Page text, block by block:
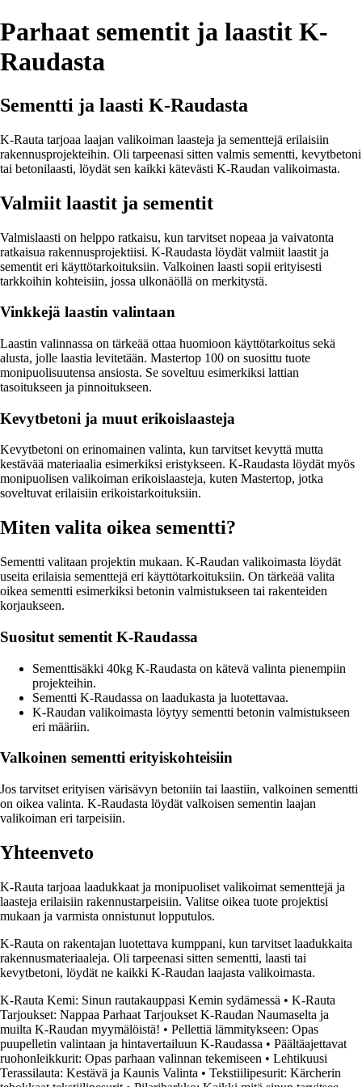
Parhaat sementit ja laastit K-
Raudasta
Sementti ja laasti K-Raudasta
K-Rauta tarjoaa laajan valikoiman laasteja ja sementtejä erilaisiin
rakennusprojekteihin. Oli tarpeenasi sitten valmis sementti, kevytbetoni
tai betonilaasti, löydät sen kaikki kätevästi K-Raudan valikoimasta.
Valmiit laastit ja sementit
Valmislaasti on helppo ratkaisu, kun tarvitset nopeaa ja vaivatonta
ratkaisua rakennusprojektiisi. K-Raudasta löydät valmiit laastit ja
sementit eri käyttötarkoituksiin. Valkoinen laasti sopii erityisesti
tarkkoihin kohteisiin, jossa ulkonäöllä on merkitystä.
Vinkkejä laastin valintaan
Laastin valinnassa on tärkeää ottaa huomioon käyttötarkoitus sekä
alusta, jolle laastia levitetään. Mastertop 100 on suosittu tuote
monipuolisuutensa ansiosta. Se soveltuu esimerkiksi lattian
tasoitukseen ja pinnoitukseen.
Kevytbetoni ja muut erikoislaasteja
Kevytbetoni on erinomainen valinta, kun tarvitset kevyttä mutta
kestävää materiaalia esimerkiksi eristykseen. K-Raudasta löydät myös
monipuolisen valikoiman erikoislaasteja, kuten Mastertop, jotka
soveltuvat erilaisiin erikoistarkoituksiin.
Miten valita oikea sementti?
Sementti valitaan projektin mukaan. K-Raudan valikoimasta löydät
useita erilaisia sementtejä eri käyttötarkoituksiin. On tärkeää valita
oikea sementti esimerkiksi betonin valmistukseen tai rakenteiden
korjaukseen.
Suositut sementit K-Raudassa
Sementtisäkki 40kg K-Raudasta on kätevä valinta pienempiin
projekteihin.
Sementti K-Raudassa on laadukasta ja luotettavaa.
K-Raudan valikoimasta löytyy sementti betonin valmistukseen
eri määriin.
Valkoinen sementti erityiskohteisiin
Jos tarvitset erityisen värisävyn betoniin tai laastiin, valkoinen sementti
on oikea valinta. K-Raudasta löydät valkoisen sementin laajan
valikoiman eri tarpeisiin.
Yhteenveto
K-Rauta tarjoaa laadukkaat ja monipuoliset valikoimat sementtejä ja
laasteja erilaisiin rakennustarpeisiin. Valitse oikea tuote projektisi
mukaan ja varmista onnistunut lopputulos.
K-Rauta on rakentajan luotettava kumppani, kun tarvitset laadukkaita
rakennusmateriaaleja. Oli tarpeenasi sitten sementti, laasti tai
kevytbetoni, löydät ne kaikki K-Raudan laajasta valikoimasta.
K-Rauta Kemi: Sinun rautakauppasi Kemin sydämessä • K-Rauta
Tarjoukset: Nappaa Parhaat Tarjoukset K-Raudan Naumaselta ja
muilta K-Raudan myymälöistä! • Pellettiä lämmitykseen: Opas
puupelletin valintaan ja hintavertailuun K-Raudassa • Päältäajettavat
ruohonleikkurit: Opas parhaan valinnan tekemiseen • Lehtikuusi
Terassilauta: Kestävä ja Kaunis Valinta • Tekstiilipesurit: Kärcherin